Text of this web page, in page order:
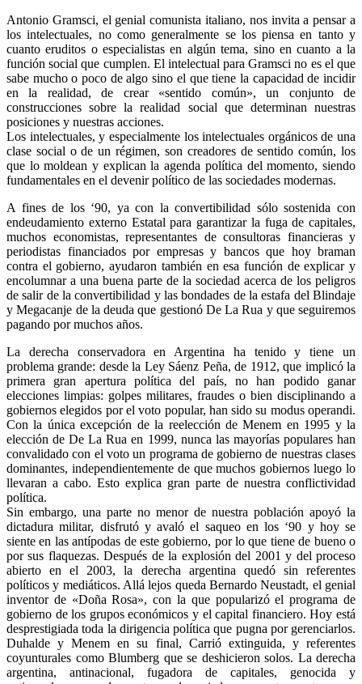
Antonio Gramsci, el genial comunista italiano, nos invita a pensar a
los intelectuales, no como generalmente se los piensa en tanto y
cuanto eruditos o especialistas en algún tema, sino en cuanto a la
función social que cumplen. El intelectual para Gramsci no es el que
sabe mucho o poco de algo sino el que tiene la capacidad de incidir
en la realidad, de crear «sentido común», un conjunto de
construcciones sobre la realidad social que determinan nuestras
posiciones y nuestras acciones.
Los intelectuales, y especialmente los intelectuales orgánicos de una
clase social o de un régimen, son creadores de sentido común, los
que lo moldean y explican la agenda política del momento, siendo
fundamentales en el devenir político de las sociedades modernas.
A fines de los ‘90, ya con la convertibilidad sólo sostenida con
endeudamiento externo Estatal para garantizar la fuga de capitales,
muchos economistas, representantes de consultoras financieras y
periodistas financiados por empresas y bancos que hoy braman
contra el gobierno, ayudaron también en esa función de explicar y
encolumnar a una buena parte de la sociedad acerca de los peligros
de salir de la convertibilidad y las bondades de la estafa del Blindaje
y Megacanje de la deuda que gestionó De La Rua y que seguiremos
pagando por muchos años.
La derecha conservadora en Argentina ha tenido y tiene un
problema grande: desde la Ley Sáenz Peña, de 1912, que implicó la
primera gran apertura política del país, no han podido ganar
elecciones limpias: golpes militares, fraudes o bien disciplinando a
gobiernos elegidos por el voto popular, han sido su modus operandi.
Con la única excepción de la reelección de Menem en 1995 y la
elección de De La Rua en 1999, nunca las mayorías populares han
convalidado con el voto un programa de gobierno de nuestras clases
dominantes, independientemente de que muchos gobiernos luego lo
llevaran a cabo. Esto explica gran parte de nuestra conflictividad
política.
Sin embargo, una parte no menor de nuestra población apoyó la
dictadura militar, disfrutó y avaló el saqueo en los ‘90 y hoy se
siente en las antípodas de este gobierno, por lo que tiene de bueno o
por sus flaquezas. Después de la explosión del 2001 y del proceso
abierto en el 2003, la derecha argentina quedó sin referentes
políticos y mediáticos. Allá lejos queda Bernardo Neustadt, el genial
inventor de «Doña Rosa», con la que popularizó el programa de
gobierno de los grupos económicos y el capital financiero. Hoy está
desprestigiada toda la dirigencia política que pugna por gerenciarlos.
Duhalde y Menem en su final, Carrió extinguida, y referentes
coyunturales como Blumberg que se deshicieron solos. La derecha
argentina, antinacional, fugadora de capitales, genocida y